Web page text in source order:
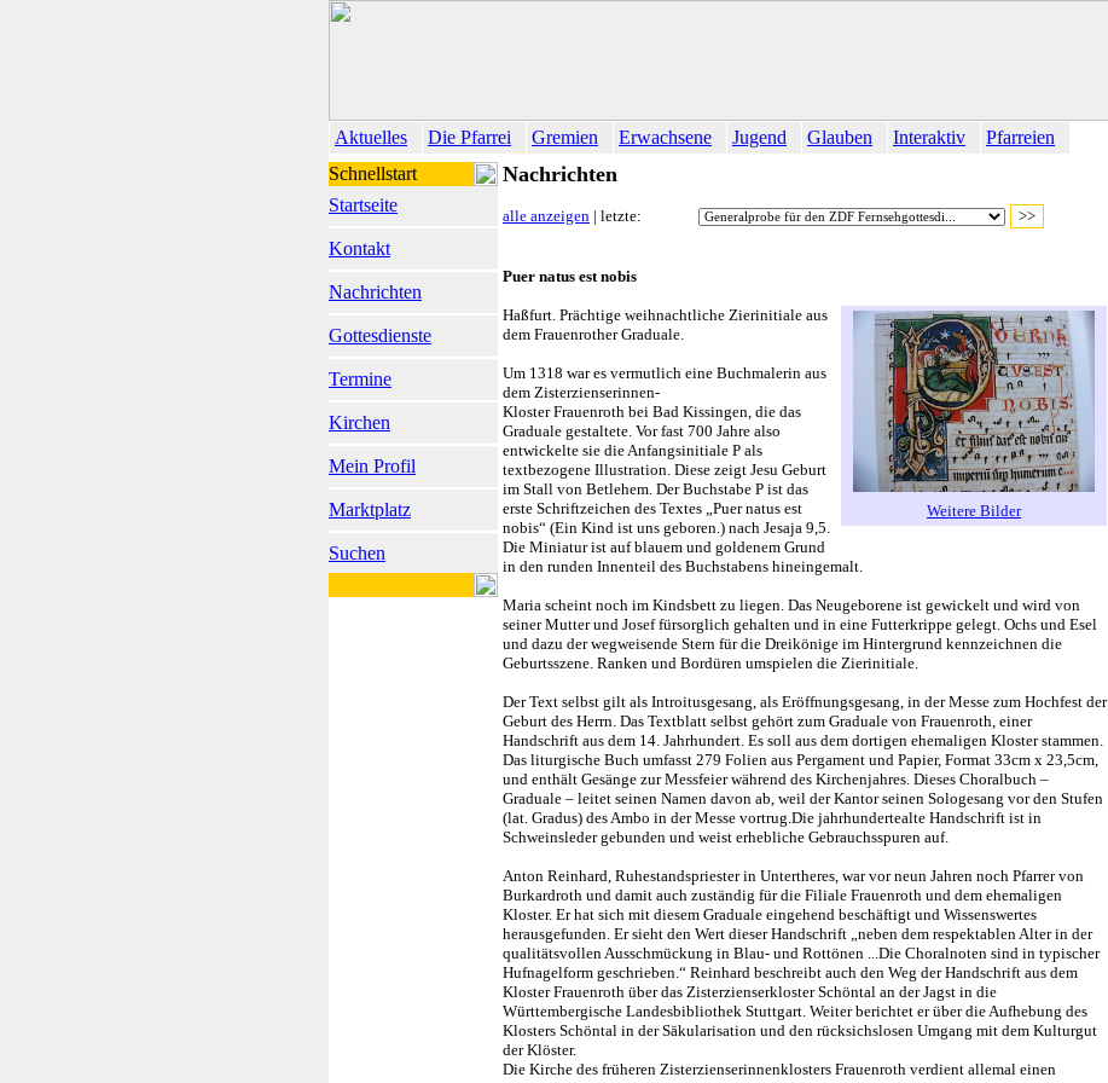
Aktuelles Die Pfarrei Gremien Erwachsene Jugend Glauben Interaktiv
Pfarreien
Schnellstart
Startseite
Kontakt
Nachrichten
Gottesdienste
Termine
Kirchen
Mein Profil
Marktplatz
Suchen
Nachrichten
alle anzeigen | letzte:
Puer natus est nobis
Weitere Bilder
Haßfurt. Prächtige weihnachtliche Zierinitiale aus
dem Frauenrother Graduale.
Um 1318 war es vermutlich eine Buchmalerin aus
dem Zisterzienserinnen-
Kloster Frauenroth bei Bad Kissingen, die das
Graduale gestaltete. Vor fast 700 Jahre also
entwickelte sie die Anfangsinitiale P als
textbezogene Illustration. Diese zeigt Jesu Geburt
im Stall von Betlehem. Der Buchstabe P ist das
erste Schriftzeichen des Textes „Puer natus est
nobis“ (Ein Kind ist uns geboren.) nach Jesaja 9,5.
Die Miniatur ist auf blauem und goldenem Grund
in den runden Innenteil des Buchstabens hineingemalt.
Maria scheint noch im Kindsbett zu liegen. Das Neugeborene ist gewickelt und wird von
seiner Mutter und Josef fürsorglich gehalten und in eine Futterkrippe gelegt. Ochs und Esel
und dazu der wegweisende Stern für die Dreikönige im Hintergrund kennzeichnen die
Geburtsszene. Ranken und Bordüren umspielen die Zierinitiale.
Der Text selbst gilt als Introitusgesang, als Eröffnungsgesang, in der Messe zum Hochfest der
Geburt des Herrn. Das Textblatt selbst gehört zum Graduale von Frauenroth, einer
Handschrift aus dem 14. Jahrhundert. Es soll aus dem dortigen ehemaligen Kloster stammen.
Das liturgische Buch umfasst 279 Folien aus Pergament und Papier, Format 33cm x 23,5cm,
und enthält Gesänge zur Messfeier während des Kirchenjahres. Dieses Choralbuch –
Graduale – leitet seinen Namen davon ab, weil der Kantor seinen Sologesang vor den Stufen
(lat. Gradus) des Ambo in der Messe vortrug.Die jahrhundertealte Handschrift ist in
Schweinsleder gebunden und weist erhebliche Gebrauchsspuren auf.
Anton Reinhard, Ruhestandspriester in Untertheres, war vor neun Jahren noch Pfarrer von
Burkardroth und damit auch zuständig für die Filiale Frauenroth und dem ehemaligen
Kloster. Er hat sich mit diesem Graduale eingehend beschäftigt und Wissenswertes
herausgefunden. Er sieht den Wert dieser Handschrift „neben dem respektablen Alter in der
qualitätsvollen Ausschmückung in Blau- und Rottönen ...Die Choralnoten sind in typischer
Hufnagelform geschrieben.“ Reinhard beschreibt auch den Weg der Handschrift aus dem
Kloster Frauenroth über das Zisterzienserkloster Schöntal an der Jagst in die
Württembergische Landesbibliothek Stuttgart. Weiter berichtet er über die Aufhebung des
Klosters Schöntal in der Säkularisation und den rücksichslosen Umgang mit dem Kulturgut
der Klöster.
Die Kirche des früheren Zisterzienserinnenklosters Frauenroth verdient allemal einen